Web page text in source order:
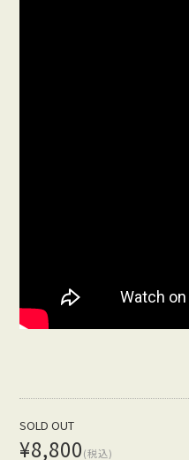
SOLD OUT
¥8,800(税込)